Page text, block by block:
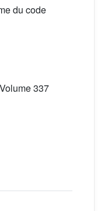
du code
337